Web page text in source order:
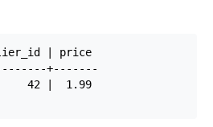
| price
+-------
42 |  1.99